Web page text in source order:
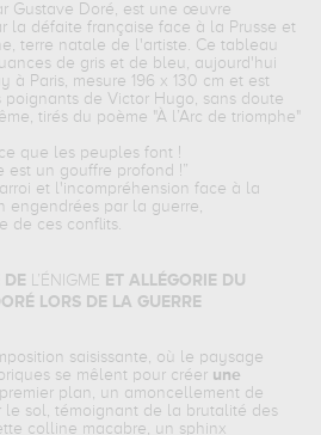
Gustave Doré, est une œuvre
la défaite française face à la Prusse et
terre natale de l'artiste. Ce tableau
de gris et de bleu, aujourd'hui
à Paris, mesure 196 x 130 cm et est
de Victor Hugo, sans doute
tirés du poème "À l’Arc de triomphe"
que les peuples font !
est un gouffre profond !”
et l'incompréhension face à la
engendrées par la guerre,
de ces conflits.
DE L’ÉNIGME ET ALLÉGORIE DU
LORS DE LA GUERRE
saisissante, où le paysage
se mêlent pour créer une
plan, un amoncellement de
le sol, témoignant de la brutalité des
colline macabre, un sphinx